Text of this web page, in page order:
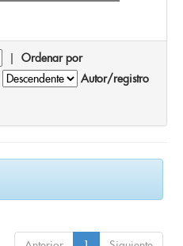
| Ordenar por
Autor/registro